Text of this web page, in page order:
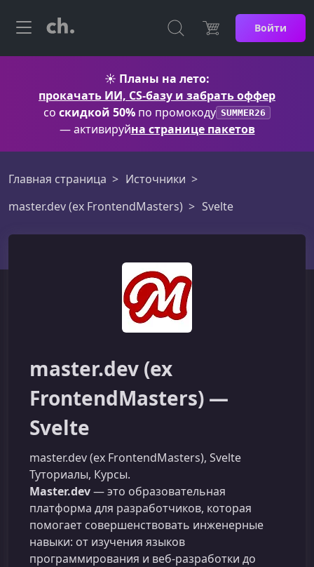
Войти
☀️ Планы на лето:
прокачать ИИ, CS-базу и забрать оффер
со скидкой 50% по промокоду SUMMER26
— активируйна странице пакетов
Главная страница
Источники
master.dev (ex FrontendMasters)
Svelte
master.dev (ex
FrontendMasters) —
Svelte
master.dev (ex FrontendMasters), Svelte
Туториалы, Курсы.
Master.dev— это образовательная
платформа для разработчиков, которая
помогает совершенствовать инженерные
навыки: от изучения языков
программирования и веб-разработки до